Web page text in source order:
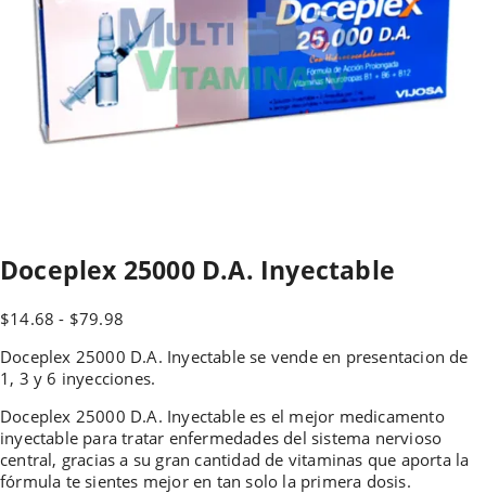
Doceplex 25000 D.A. Inyectable
$14.68 - $79.98
precios:
desde
hasta
$79.98
Doceplex 25000 D.A. Inyectable se vende en presentacion de
1, 3 y 6 inyecciones.
Doceplex 25000 D.A. Inyectable es el mejor medicamento
inyectable para tratar enfermedades del sistema nervioso
central, gracias a su gran cantidad de vitaminas que aporta la
fórmula te sientes mejor en tan solo la primera dosis.